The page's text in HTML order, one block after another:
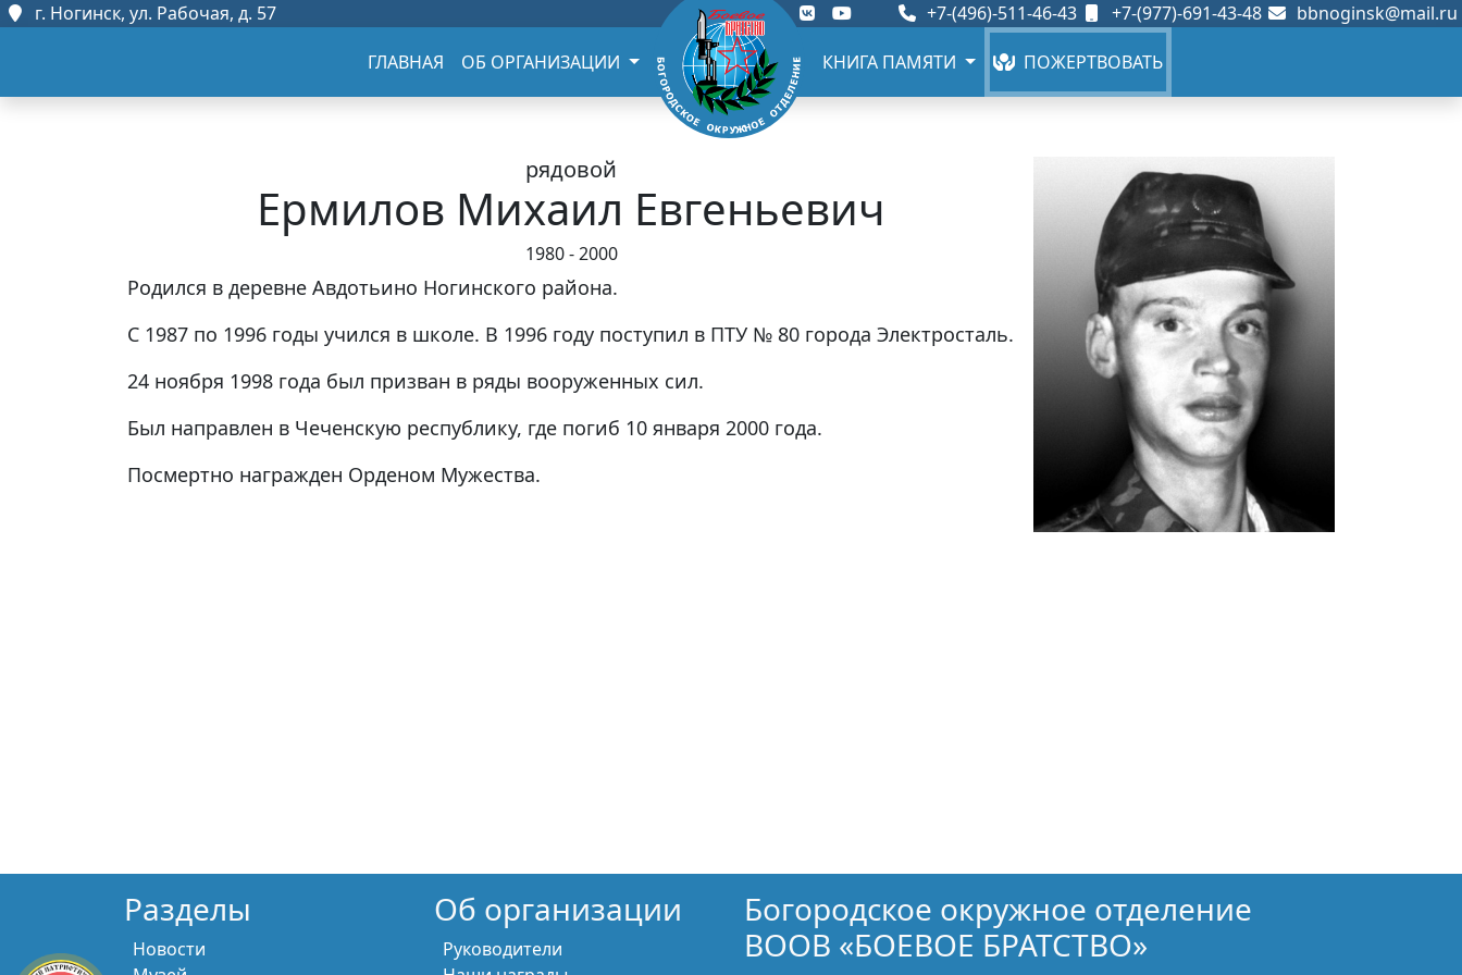
г. Ногинск, ул. Рабочая, д. 57 +7-(496)-511-46-43 +7-(977)-691-43-48 bbnoginsk@mail.ru
ГЛАВНАЯ ОБ ОРГАНИЗАЦИИ КНИГА ПАМЯТИ ПОЖЕРТВОВАТЬ
рядовой
Ермилов Михаил Евгеньевич
1980 - 2000
Родился в деревне Авдотьино Ногинского района.
С 1987 по 1996 годы учился в школе. В 1996 году поступил в ПТУ № 80 города Электросталь.
24 ноября 1998 года был призван в ряды вооруженных сил.
Был направлен в Чеченскую республику, где погиб 10 января 2000 года.
Посмертно награжден Орденом Мужества.
Разделы
Новости
Об организации
Руководители
Богородское окружное отделение
ВООВ «БОЕВОЕ БРАТСТВО»